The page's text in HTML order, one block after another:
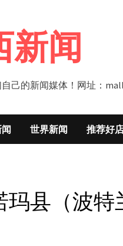
新闻
己的新闻媒体！网址：
世界新闻 推荐好
玛县（波